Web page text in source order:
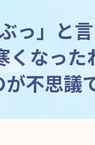
っ」と
くなっ
不思議